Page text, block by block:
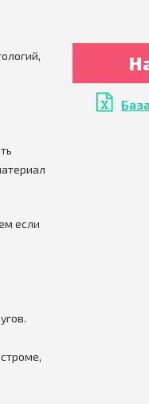
если